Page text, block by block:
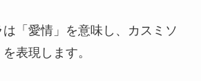
「愛情」を意味し、カスミソ
表現します。